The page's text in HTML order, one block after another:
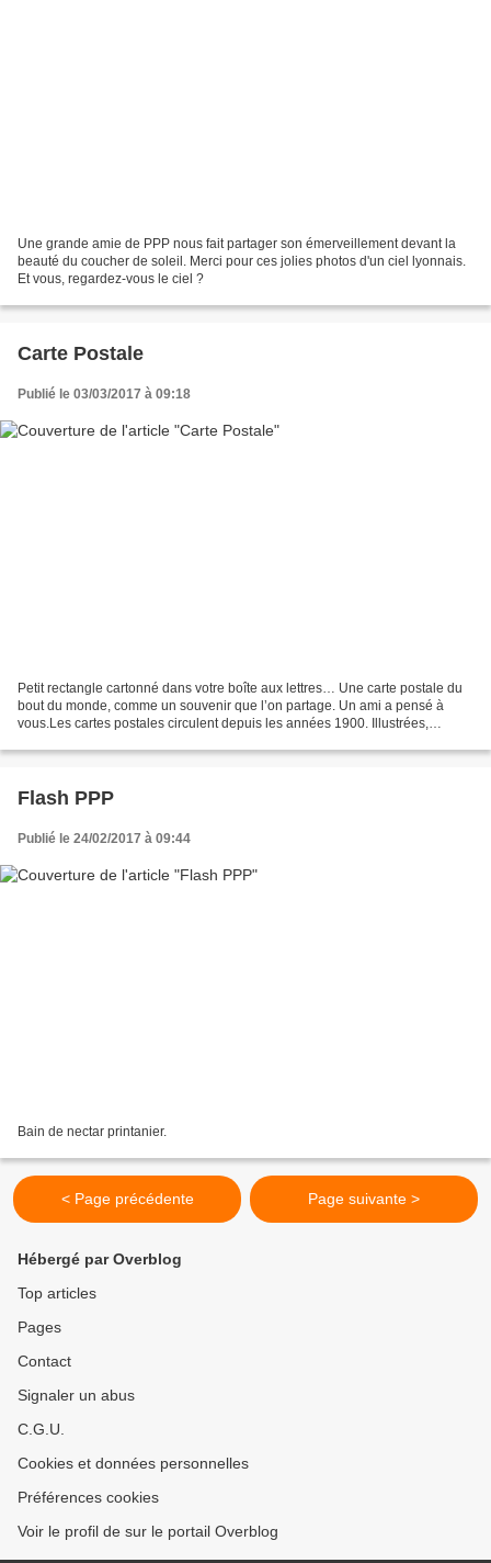
Une grande amie de PPP nous fait partager son émerveillement devant la
beauté du coucher de soleil. Merci pour ces jolies photos d'un ciel lyonnais.
Et vous, regardez-vous le ciel ?
Carte Postale
Publié le 03/03/2017 à 09:18
Petit rectangle cartonné dans votre boîte aux lettres… Une carte postale du
bout du monde, comme un souvenir que l’on partage. Un ami a pensé à
vous.Les cartes postales circulent depuis les années 1900. Illustrées,
Flash PPP
Publié le 24/02/2017 à 09:44
Bain de nectar printanier.
< Page précédente Page suivante >
Hébergé par Overblog
Top articles
Pages
Contact
Signaler un abus
C.G.U.
Cookies et données personnelles
Préférences cookies
Voir le profil de sur le portail Overblog